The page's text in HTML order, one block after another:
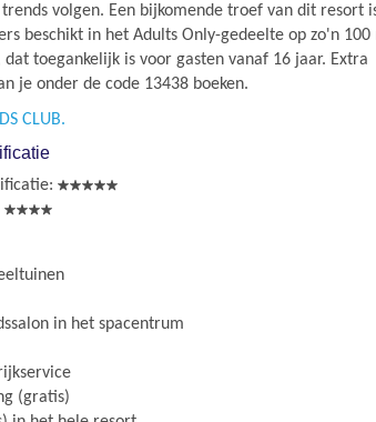
volgen. Een bijkomende troef van dit resort
beschikt in het Adults Only-gedeelte op zo'n 100
dat toegankelijk is voor gasten vanaf 16 jaar. Extra
je onder de code 13438 boeken.
CLUB.
in het spacentrum
(gratis)